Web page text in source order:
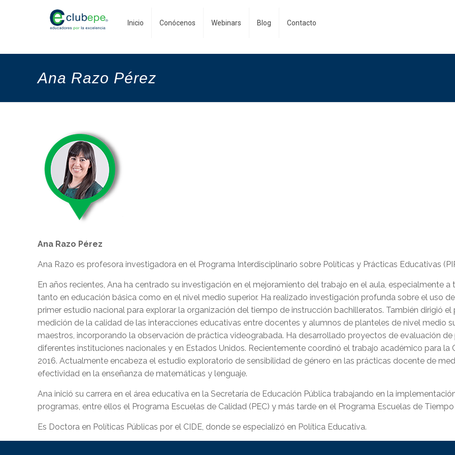
Inicio Conócenos Webinars Blog Contacto
Ana Razo Pérez
Ana Razo Pérez
Ana Razo es profesora investigadora en el Programa Interdisciplinario sobre Políticas y Prácticas Educativas
En años recientes, Ana ha centrado su investigación en el mejoramiento del trabajo en el aula, especialmente
tanto en educación básica como en el nivel medio superior. Ha realizado investigación profunda sobre el uso
primer estudio nacional para explorar la organización del tiempo de instrucción bachilleratos. También dirigió
medición de la calidad de las interacciones educativas entre docentes y alumnos de planteles de nivel medio
maestros, incorporando la observación de práctica videograbada. Ha desarrollado proyectos de evaluación
diferentes instituciones nacionales y en Estados Unidos. Recientemente coordinó el trabajo académico para
2016. Actualmente encabeza el estudio exploratorio de sensibilidad de género en las prácticas docente de
efectividad en la enseñanza de matemáticas y lenguaje.
Ana inició su carrera en el área educativa en la Secretaría de Educación Pública trabajando en la
programas, entre ellos el Programa Escuelas de Calidad (PEC) y más tarde en el Programa Escuelas de
Es Doctora en Políticas Públicas por el CIDE, donde se especializó en Política Educativa.